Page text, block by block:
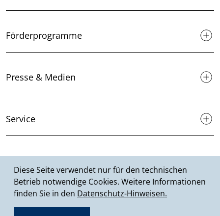
Diese Seite verwendet nur für den technischen
Betrieb notwendige Cookies. Weitere Informationen
finden Sie in den Datenschutz-Hinweisen.
Förderprogramme
Presse & Medien
Service